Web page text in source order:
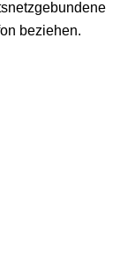
beziehen.